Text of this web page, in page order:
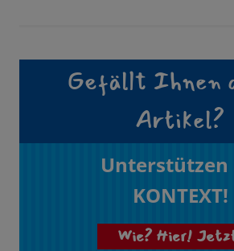
Gefällt Ihnen
Artikel?
Unterstützen
KONTEXT!
Wie? Hier!